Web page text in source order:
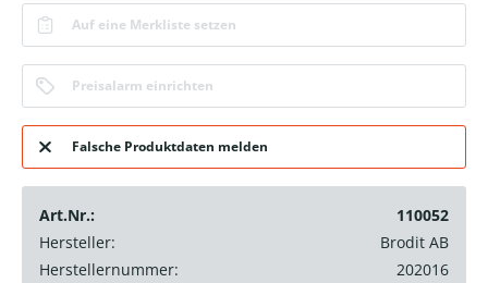
Auf eine Merkliste setzen
Preisalarm einrichten
Falsche Produktdaten melden
Art.Nr.:
110052
Hersteller:
Brodit AB
Herstellernummer:
202016